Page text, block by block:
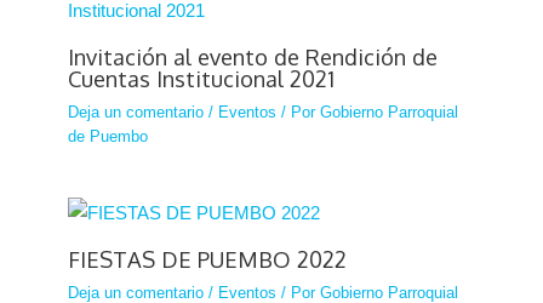
Invitación al evento de Rendición de
Cuentas Institucional 2021
Deja un comentario / Eventos / PorGobierno Parroquial
de Puembo
FIESTAS DE PUEMBO 2022
Deja un comentario / Eventos / PorGobierno Parroquial